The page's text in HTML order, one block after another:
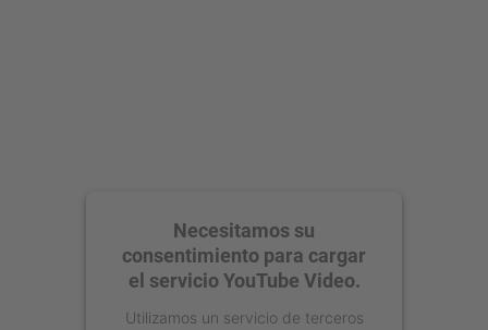
Necesitamos su
consentimiento para cargar
el servicio YouTube Video.
Utilizamos un servicio de terceros